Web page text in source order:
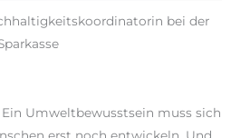
bei der
Umweltbewusstsein muss sich